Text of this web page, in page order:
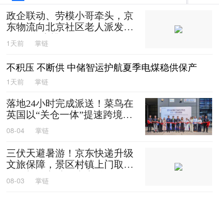
政企联动、劳模小哥牵头，京
东物流向北京社区老人派发50
0箱平谷大桃
1天前 掌链
不积压 不断供 中储智运护航夏季电煤稳供保产
1天前 掌链
落地24小时完成派送！菜鸟在
英国以“关仓一体”提速跨境时
效
08-04 掌链
三伏天避暑游！京东快递升级
文旅保障，景区村镇上门取
送，机场车站行李直送
08-03 掌链